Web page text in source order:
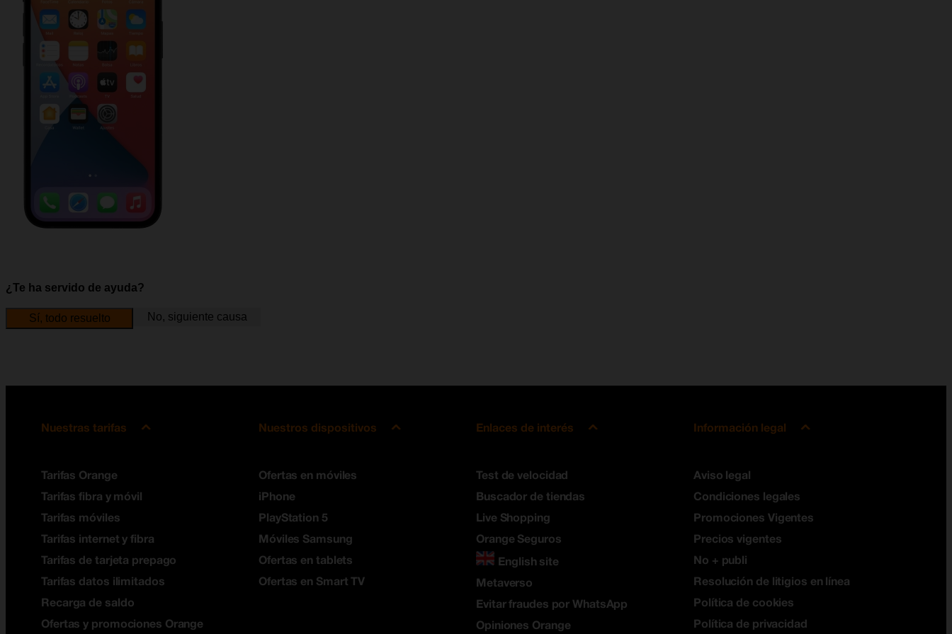
¿Te ha servido de ayuda?
Sí, todo resuelto No, siguiente causa
Nuestras tarifas
Tarifas Orange
Tarifas fibra y móvil
Tarifas móviles
Tarifas internet y fibra
Tarifas de tarjeta prepago
Tarifas datos ilimitados
Recarga de saldo
Ofertas y promociones Orange
Nuestros dispositivos
Ofertas en móviles
iPhone
PlayStation 5
Móviles Samsung
Ofertas en tablets
Ofertas en Smart TV
Enlaces de interés
Test de velocidad
Buscador de tiendas
Live Shopping
Orange Seguros
English site
Metaverso
Evitar fraudes por WhatsApp
Opiniones Orange
Información legal
Aviso legal
Condiciones legales
Promociones Vigentes
Precios vigentes
No + publi
Resolución de litigios en línea
Política de cookies
Política de privacidad